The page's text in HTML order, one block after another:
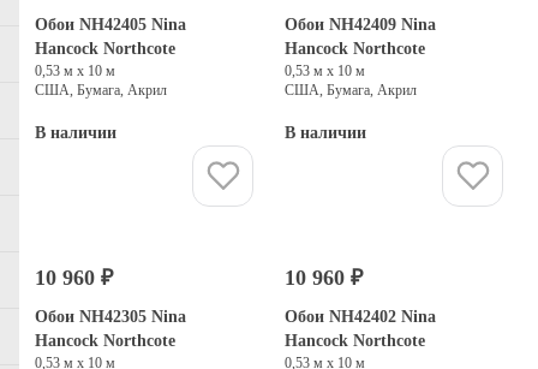
Обои NH42405 Nina
Hancock Northcote
0,53 м х 10 м
США, Бумага, Акрил
В наличии
Обои NH42409 Nina
Hancock Northcote
0,53 м х 10 м
США, Бумага, Акрил
В наличии
10 960 ₽
Обои NH42305 Nina
Hancock Northcote
0,53 м х 10 м
10 960 ₽
Обои NH42402 Nina
Hancock Northcote
0,53 м х 10 м